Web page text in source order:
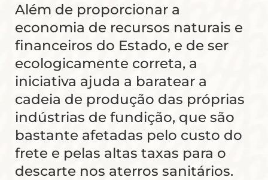
Além de proporcionar a
economia de recursos naturais e
financeiros do Estado, e de ser
ecologicamente correta, a
iniciativa ajuda a baratear a
cadeia de produção das próprias
indústrias de fundição, que são
bastante afetadas pelo custo do
frete e pelas altas taxas para o
descarte nos aterros sanitários.